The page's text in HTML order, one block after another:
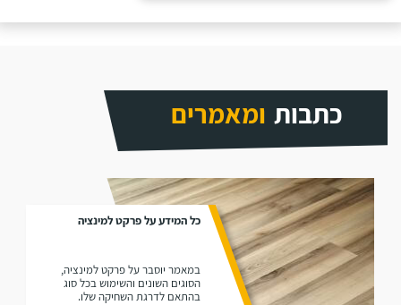
כתבות ומאמרים
כל המידע על פרקט למינציה
במאמר יוסבר על פרקט למינציה,
הסוגים השונים והשימוש בכל סוג
בהתאם לדרגת השחיקה שלו.